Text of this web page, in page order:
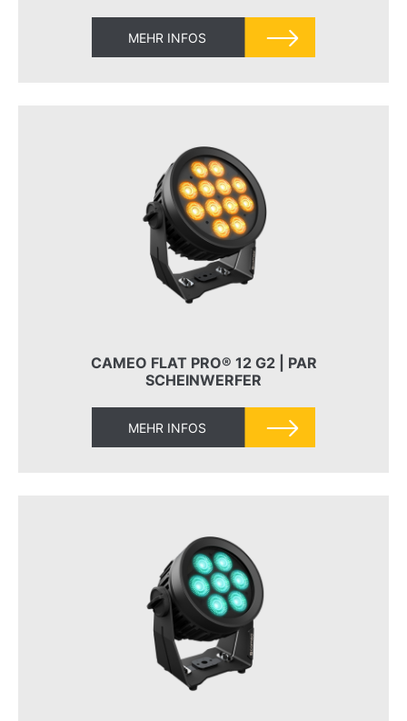
MEHR INFOS
CAMEO FLAT PRO® 12 G2 | PAR
SCHEINWERFER
MEHR INFOS